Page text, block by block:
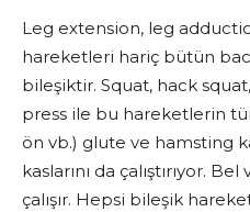
Leg extension, leg
hareketleri hariç bütün
bileşiktir. Squat, hack
press ile bu hareketlerin
ön vb.) glute ve hamsting
kaslarını da çalıştırıyor.
çalışır. Hepsi bileşik